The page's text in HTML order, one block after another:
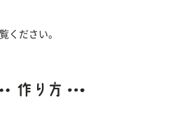
ください。